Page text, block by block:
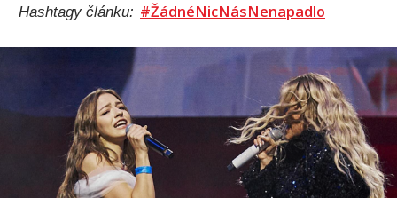
Hashtagy článku: #ŽádnéNicNásNenapadlo